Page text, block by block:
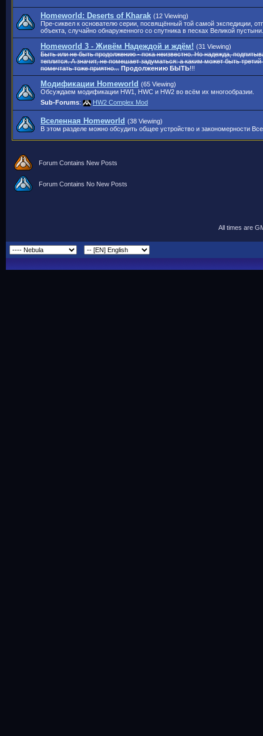
Homeworld: Deserts of Kharak (12 Viewing)
Пре-сиквел к основателю серии, посвящённый той самой экспедиции,
объекта, случайно обнаруженного со спутника в песках Великой пустыни.
Homeworld 3 - Живём Надеждой и ждём! (31 Viewing)
Быть или не быть продолжению - пока неизвестно. Но надежда,
теплится. А значит, не помешает задуматься: а каким может быть
помечтать тоже приятно... Продолжению БЫТЬ!!!
Модификации Homeworld (65 Viewing)
Обсуждаем модификации HW1, HWC и HW2 во всём их многообразии.
Sub-Forums: HW2 Complex Mod
Вселенная Homeworld (38 Viewing)
В этом разделе можно обсудить общее устройство и закономерности
Forum Contains New Posts
Forum Contains No New Posts
All times are